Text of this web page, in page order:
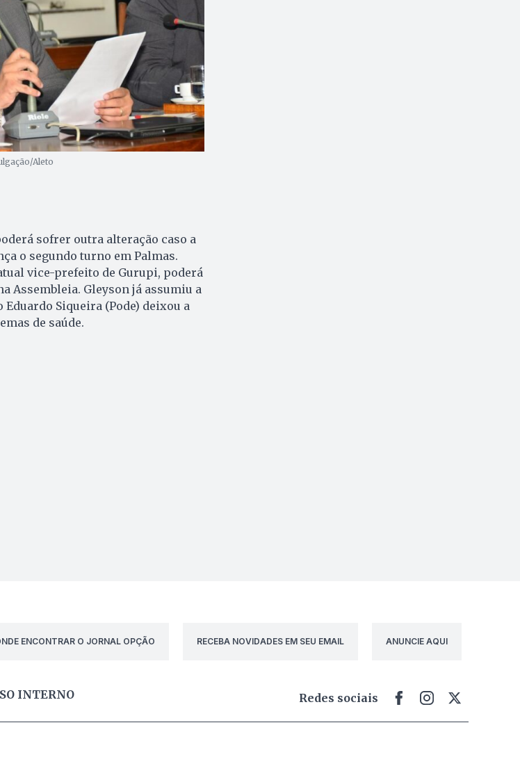
Aleto
sofrer outra alteração caso a
o segundo turno em Palmas.
vice-prefeito de Gurupi, poderá
Assembleia. Gleyson já assumiu a
Eduardo Siqueira (Pode) deixou a
de saúde.
ENCONTRAR O JORNAL OPÇÃO
RECEBA NOVIDADES EM SEU EMAIL ANUNCIE AQUI
INTERNO Redes sociais